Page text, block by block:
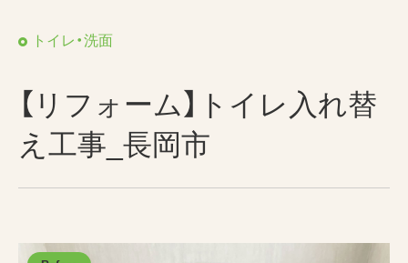
施工事例
採用情報
プライバシーポリシー
トイレ・洗面
【リフォーム】トイレ入れ替
え工事_長岡市